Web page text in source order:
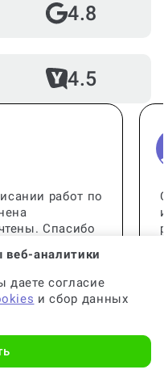
4.8
4.5
работ по
Спасибо
веб-аналитики
даете согласие
и сбор данных